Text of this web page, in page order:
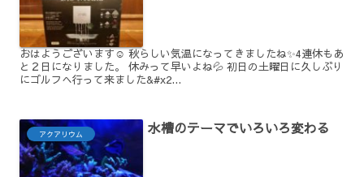
おはようございます☺️ 秋らしい気温になってきましたね✨4連休もあ
と２日になりました。 休みって早いよね💦 初日の土曜日に久しぶり
にゴルフへ行って来ました&#x2...
アクアリウム 水槽のテーマでいろいろ変わる